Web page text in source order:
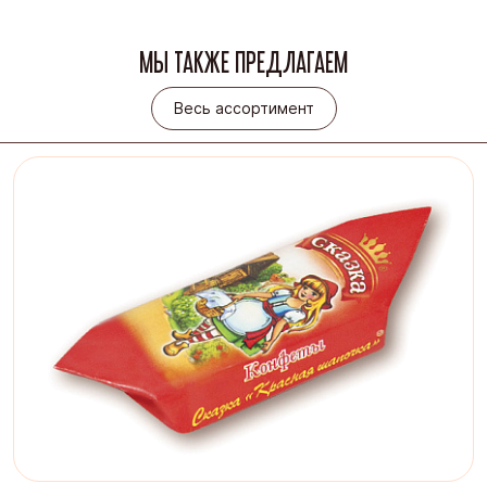
МЫ ТАКЖЕ ПРЕДЛАГАЕМ
Весь ассортимент
Весь ассортимент